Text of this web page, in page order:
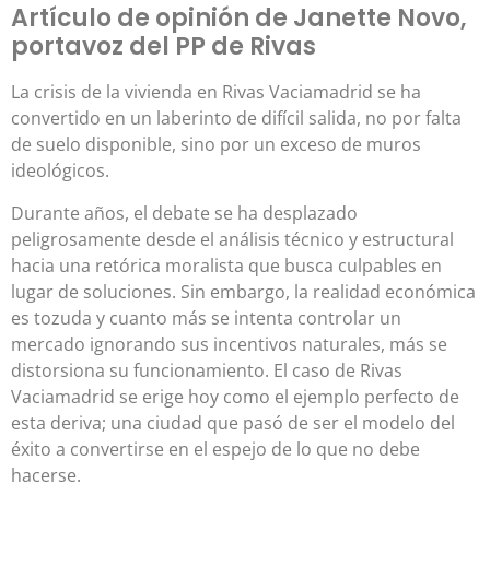
Artículo de opinión de Janette Novo,
portavoz del PP de Rivas
La crisis de la vivienda en Rivas Vaciamadrid se ha
convertido en un laberinto de difícil salida, no por falta
de suelo disponible, sino por un exceso de muros
ideológicos.
Durante años, el debate se ha desplazado
peligrosamente desde el análisis técnico y estructural
hacia una retórica moralista que busca culpables en
lugar de soluciones. Sin embargo, la realidad económica
es tozuda y cuanto más se intenta controlar un
mercado ignorando sus incentivos naturales, más se
distorsiona su funcionamiento. El caso de Rivas
Vaciamadrid se erige hoy como el ejemplo perfecto de
esta deriva; una ciudad que pasó de ser el modelo del
éxito a convertirse en el espejo de lo que no debe
hacerse.